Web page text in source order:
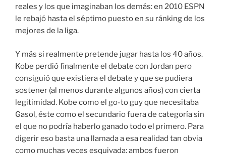
reales y los que imaginaban los demás: en 2010 ESPN
le rebajó hasta el séptimo puesto en su ránking de los
mejores de la liga.
Y más si realmente pretende jugar hasta los 40 años.
Kobe perdió finalmente el debate con Jordan pero
consiguió que existiera el debate y que se pudiera
sostener (al menos durante algunos años) con cierta
legitimidad. Kobe como el go-to guy que necesitaba
Gasol, éste como el secundario fuera de categoría sin
el que no podría haberlo ganado todo el primero. Para
digerir eso basta una llamada a esa realidad tan obvia
como muchas veces esquivada: ambos fueron